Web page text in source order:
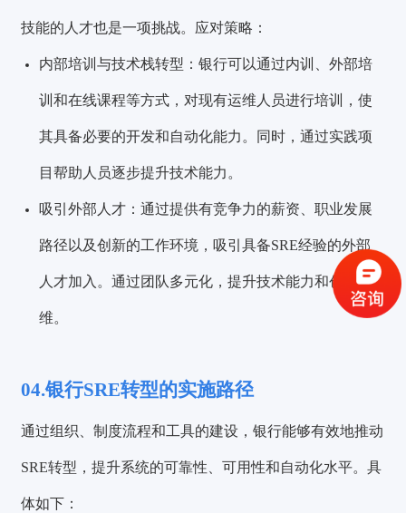
技能的人才也是一项挑战。应对策略：
内部培训与技术栈转型：银行可以通过内训、外部培
训和在线课程等方式，对现有运维人员进行培训，使
其具备必要的开发和自动化能力。同时，通过实践项
目帮助人员逐步提升技术能力。
吸引外部人才：通过提供有竞争力的薪资、职业发展
路径以及创新的工作环境，吸引具备SRE经验的外部
人才加入。通过团队多元化，提升技术能力和创新思
维。
04.银行SRE转型的实施路径
通过组织、制度流程和工具的建设，银行能够有效地推动
SRE转型，提升系统的可靠性、可用性和自动化水平。具
体如下：
验证码登录 密码登录
获取验证码